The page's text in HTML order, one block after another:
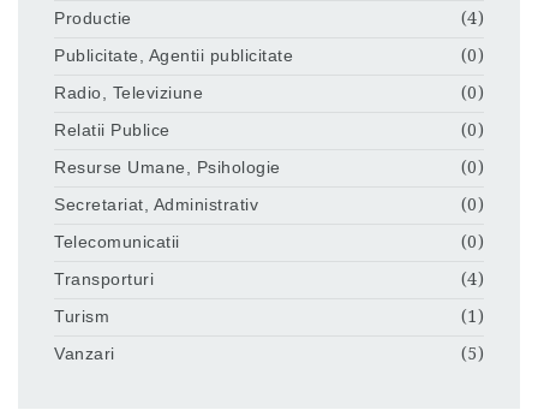
Productie
(4)
Publicitate, Agentii publicitate
(0)
Radio, Televiziune
(0)
Relatii Publice
(0)
Resurse Umane, Psihologie
(0)
Secretariat, Administrativ
(0)
Telecomunicatii
(0)
Transporturi
(4)
Turism
(1)
Vanzari
(5)